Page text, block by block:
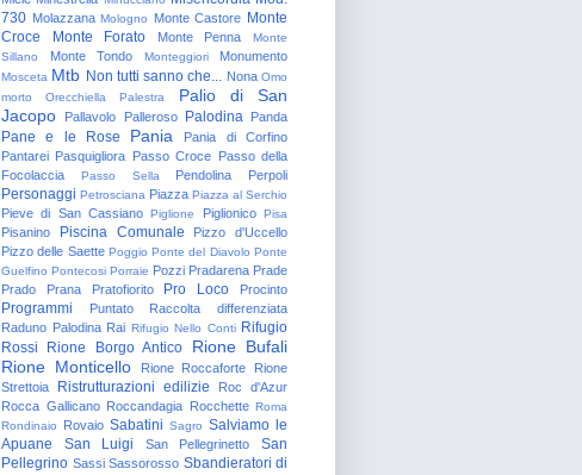
730 Molazzana Mologno Monte Castore Monte
Croce
Monte Forato Monte Penna
Monte
Sillano
Monte Tondo Monteggiori Monumento
Mosceta Mtb Non tutti sanno che... Nona Omo
morto
Orecchiella Palestra
Palio di San
Jacopo
Pallavolo Palleroso Palodina Panda
Pane e le Rose Pania
Pania di Corfino
Pantarei Pasquigliora Passo Croce Passo della
Focolaccia
Passo Sella Pendolina Perpoli
Personaggi Petrosciana Piazza Piazza al Serchio
Pieve di San Cassiano Piglione Piglionico Pisa
Pisanino Piscina Comunale
Pizzo d'Uccello
Pizzo delle Saette Poggio Ponte del Diavolo Ponte
Guelfino Pontecosi Porraie Pozzi Pradarena Prade
Prado
Prana Pratofiorito Pro Loco Procinto
Programmi Puntato
Raccolta differenziata
Raduno Palodina Rai Rifugio Nello Conti Rifugio
Rossi
Rione Borgo Antico
Rione Bufali
Rione Monticello
Rione Roccaforte
Rione
Strettoia
Ristrutturazioni edilizie
Roc d'Azur
Rocca Gallicano Roccandagia Rocchette Roma
Rondinaio
Rovaio Sabatini Sagro Salviamo le
Apuane
San Luigi San Pellegrinetto
San
Pellegrino Sassi Sassorosso Sbandieratori di